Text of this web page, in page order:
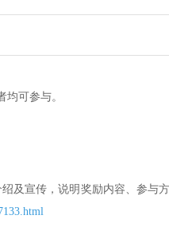
均可参与。
及宣传，说明奖励内容、参与